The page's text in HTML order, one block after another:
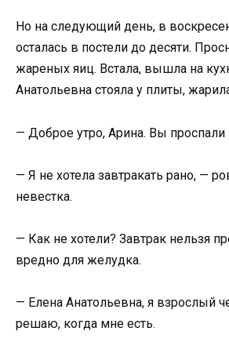
Но на следующий день, в
осталась в постели до десяти.
жареных яиц. Встала, вышла на
Анатольевна стояла у плиты,
— Доброе утро, Арина. Вы проспали
— Я не хотела завтракать рано, —
невестка.
— Как не хотели? Завтрак нельзя
вредно для желудка.
— Елена Анатольевна, я взрослый
решаю, когда мне есть.